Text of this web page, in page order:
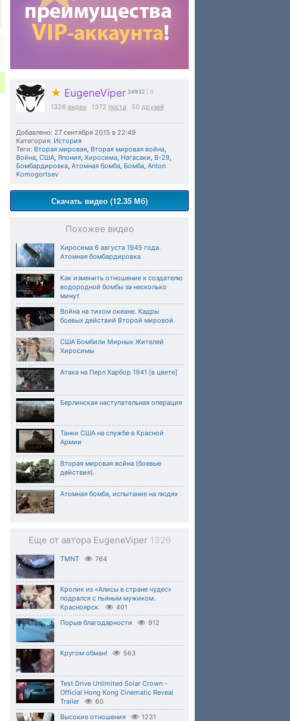
★ EugeneViper 34932 | 0
1326 видео 1372 поста 50 друзей
Добавлено: 27 сентября 2015 в 22:49
Категория: История
Теги: Вторая мировая, Вторая мировая война,
Война, США, Япония, Хиросима, Нагасаки, B-29,
Бомбардировка, Атомная бомба, Бомба, Anton
Komogortsev
Скачать видео (12.35 Мб)
Похожее видео
Хиросима 6 августа 1945 года.
Атомная бомбардировка
Как изменить отношение к создателю
водородной бомбы за несколько
минут
Война на тихом океане. Кадры
боевых действий Второй мировой.
США Бомбили Мирных Жителей
Хиросимы
Атака на Перл Харбор 1941 [в цвете]
Берлинская наступательная операция
Танки США на службе в Красной
Армии
Вторая мировая война (боевые
действия).
Атомная бомба, испытание на людях
Еще от автора EugeneViper 1326
TMNT 764
Кролик из «Алисы в стране чудес»
подрался с пьяным мужиком.
Красноярск.
401
Порыв благодарности 912
Кругом обман! 563
Test Drive Unlimited Solar Crown -
Official Hong Kong Cinematic Reveal
Trailer
60
Высокие отношения 1231